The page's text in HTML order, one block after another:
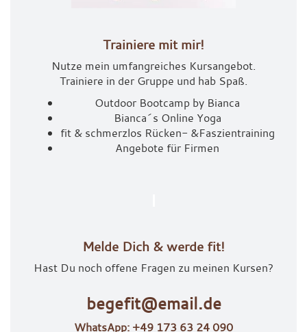
Trainiere mit mir!
Nutze mein umfangreiches Kursangebot.
Trainiere in der Gruppe und hab Spaß.
Outdoor Bootcamp by Bianca
Bianca´s Online Yoga
fit & schmerzlos Rücken- &Faszientraining
Angebote für Firmen
Melde Dich & werde fit!
Hast Du noch offene Fragen zu meinen Kursen?
begefit@email.de
WhatsApp: +49 173 63 24 090